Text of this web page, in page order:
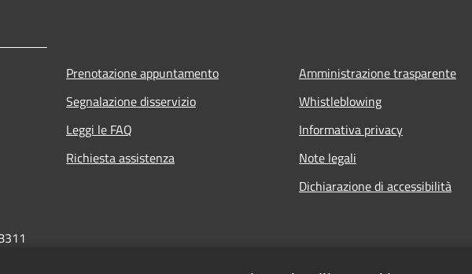
Prenotazione appuntamento
Segnalazione disservizio
Leggi le FAQ
Richiesta assistenza
Amministrazione trasparente
Whistleblowing
Informativa privacy
Note legali
Dichiarazione di accessibilità